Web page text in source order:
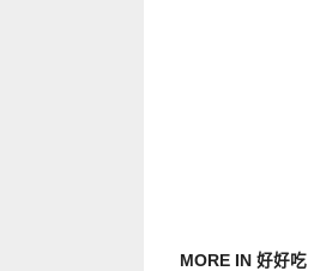
MORE IN 好好吃